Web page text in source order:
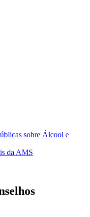
sobre Álcool e
da AMS